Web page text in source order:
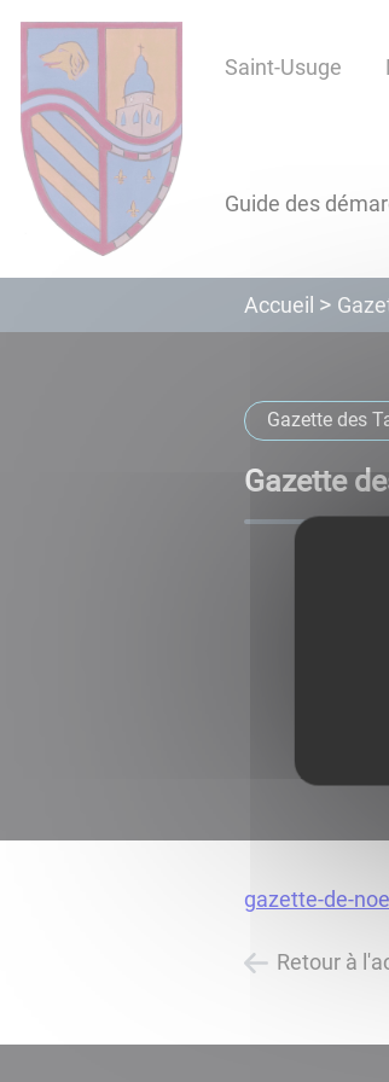
d'accès
au
menu
d'accès
au
contenu
principal
d'accès
recherche
d'accès
au
pied
page
Saint-Usuge
Guide des
Accueil
Gazette des
Gazette
gazette-de-
Retour à
Panneau de gestion des cookies